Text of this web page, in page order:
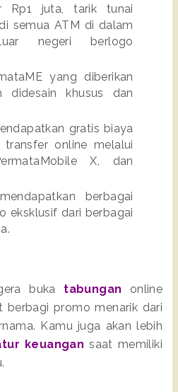
Rp1 juta, tarik tunai
semua ATM di dalam
negeri berlogo
yang diberikan
didesain khusus dan
gratis biaya
transfer online melalui
X, dan
berbagai
eksklusif dari berbagai
buka tabungan online
berbagi promo menarik dari
Kamu juga akan lebih
keuangan saat memiliki